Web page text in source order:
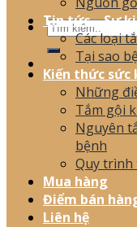
Tin tức – Sự
Các loại
Tại sao
Kiến thức sức
Những
Tắm gội
Nguyên
bệnh
Quy trình
Mua hàng
Điểm bán
Liên hệ